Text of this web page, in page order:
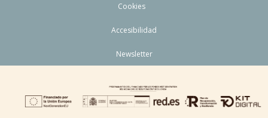
Cookies
Accesibilidad
Newsletter